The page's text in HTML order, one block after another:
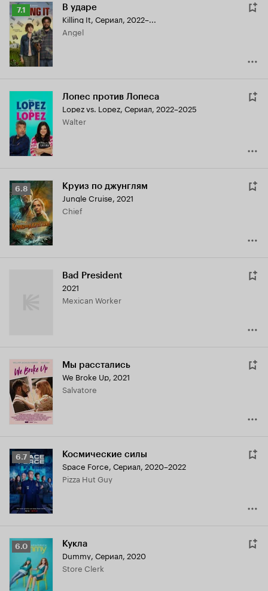
Рейтинг
Кинопоиска
7.1
7.1 В ударе
Killing It, Сериал, 2022–...
Angel
Лопес против Лопеса
Lopez vs. Lopez, Сериал, 2022–2025
Walter
Рейтинг
Кинопоиска
6.8
6.8 Круиз по джунглям
Jungle Cruise, 2021
Chief
Bad President
2021
Mexican Worker
Мы расстались
We Broke Up, 2021
Salvatore
Рейтинг
Кинопоиска
6.7
6.7 Космические силы
Space Force, Сериал, 2020–2022
Pizza Hut Guy
Рейтинг
Кинопоиска
6.0
6.0 Кукла
Dummy, Сериал, 2020
Store Clerk